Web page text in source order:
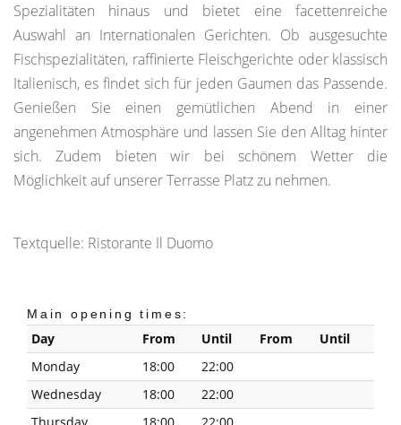
Spezialitäten hinaus und bietet eine facettenreiche
Auswahl an Internationalen Gerichten. Ob ausgesuchte
Fischspezialitäten, raffinierte Fleischgerichte oder klassisch
Italienisch, es findet sich für jeden Gaumen das Passende.
Genießen Sie einen gemütlichen Abend in einer
angenehmen Atmosphäre und lassen Sie den Alltag hinter
sich. Zudem bieten wir bei schönem Wetter die
Möglichkeit auf unserer Terrasse Platz zu nehmen.
Textquelle: Ristorante Il Duomo
Main opening times:
Day From Until From
Until
Monday
18:00
22:00
Wednesday
18:00
22:00